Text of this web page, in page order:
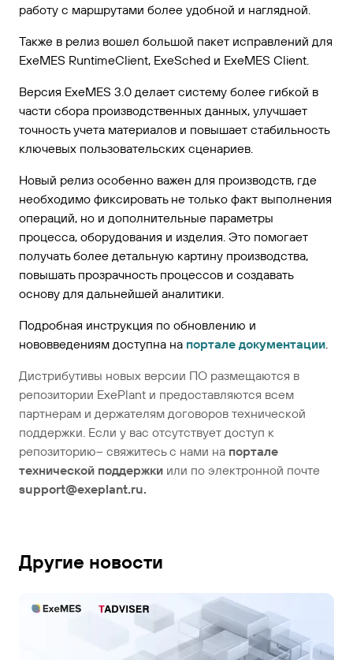
работу с маршрутами более удобной и наглядной.
Также в релиз вошел большой пакет исправлений для
ExeMES RuntimeClient, ExeSched и ExeMES Client.
Версия ExeMES 3.0 делает систему более гибкой в
части сбора производственных данных, улучшает
точность учета материалов и повышает стабильность
ключевых пользовательских сценариев.
Новый релиз особенно важен для производств, где
необходимо фиксировать не только факт выполнения
операций, но и дополнительные параметры
процесса, оборудования и изделия. Это помогает
получать более детальную картину производства,
повышать прозрачность процессов и создавать
основу для дальнейшей аналитики.
Подробная инструкция по обновлению и
нововведениям доступна на портале документации
Дистрибутивы новых версии ПО размещаются в
репозитории ExePlant и предоставляются всем
партнерам и держателям договоров технической
поддержки. Если у вас отсутствует доступ к
репозиторию– свяжитесь с нами на портале
технической поддержки или по электронной почте
support@exeplant.ru.
Другие новости